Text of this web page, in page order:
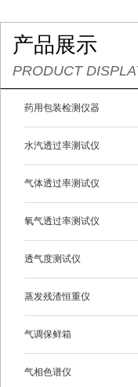
产品展示
PRODUCT
药用包装检测仪器
水汽透过率测试仪
气体透过率测试仪
氧气透过率测试仪
透气度测试仪
蒸发残渣恒重仪
气调保鲜箱
气相色谱仪